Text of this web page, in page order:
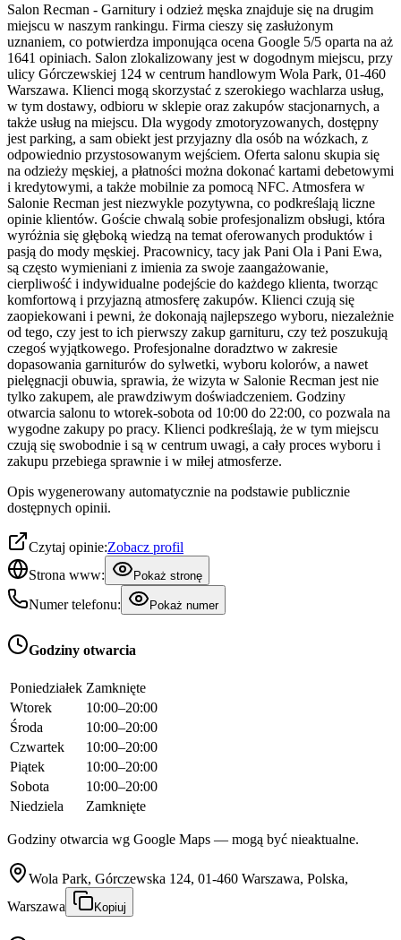
Salon Recman - Garnitury i odzież męska znajduje się na drugim
miejscu w naszym rankingu. Firma cieszy się zasłużonym
uznaniem, co potwierdza imponująca ocena Google 5/5 oparta na aż
1641 opiniach. Salon zlokalizowany jest w dogodnym miejscu, przy
ulicy Górczewskiej 124 w centrum handlowym Wola Park, 01-460
Warszawa. Klienci mogą skorzystać z szerokiego wachlarza usług,
w tym dostawy, odbioru w sklepie oraz zakupów stacjonarnych, a
także usług na miejscu. Dla wygody zmotoryzowanych, dostępny
jest parking, a sam obiekt jest przyjazny dla osób na wózkach, z
odpowiednio przystosowanym wejściem. Oferta salonu skupia się
na odzieży męskiej, a płatności można dokonać kartami debetowymi
i kredytowymi, a także mobilnie za pomocą NFC. Atmosfera w
Salonie Recman jest niezwykle pozytywna, co podkreślają liczne
opinie klientów. Goście chwalą sobie profesjonalizm obsługi, która
wyróżnia się głęboką wiedzą na temat oferowanych produktów i
pasją do mody męskiej. Pracownicy, tacy jak Pani Ola i Pani Ewa,
są często wymieniani z imienia za swoje zaangażowanie,
cierpliwość i indywidualne podejście do każdego klienta, tworząc
komfortową i przyjazną atmosferę zakupów. Klienci czują się
zaopiekowani i pewni, że dokonają najlepszego wyboru, niezależnie
od tego, czy jest to ich pierwszy zakup garnituru, czy też poszukują
czegoś wyjątkowego. Profesjonalne doradztwo w zakresie
dopasowania garniturów do sylwetki, wyboru kolorów, a nawet
pielęgnacji obuwia, sprawia, że wizyta w Salonie Recman jest nie
tylko zakupem, ale prawdziwym doświadczeniem. Godziny
otwarcia salonu to wtorek-sobota od 10:00 do 22:00, co pozwala na
wygodne zakupy po pracy. Klienci podkreślają, że w tym miejscu
czują się swobodnie i są w centrum uwagi, a cały proces wyboru i
zakupu przebiega sprawnie i w miłej atmosferze.
Opis wygenerowany automatycznie na podstawie publicznie
dostępnych opinii.
Czytaj opinie:Zobacz profil
Strona www:
Pokaż stronę
Numer telefonu: Pokaż numer
Godziny otwarcia
Poniedziałek Zamknięte
Wtorek
10:00–20:00
Środa
10:00–20:00
Czwartek
10:00–20:00
Piątek
10:00–20:00
Sobota
10:00–20:00
Niedziela
Zamknięte
Godziny otwarcia wg Google Maps — mogą być nieaktualne.
Wola Park, Górczewska 124, 01-460 Warszawa, Polska,
Warszawa
Kopiuj